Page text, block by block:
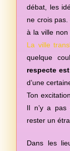
débat, les
ne crois pas.
à la ville non
La ville
quelque
respecte
d’une
Ton
Il n’y a pas
rester un
Dans les